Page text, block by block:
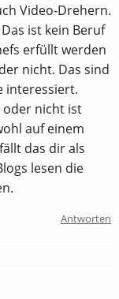
Video-Drehern.
ist kein Beruf
erfüllt werden
nicht. Das sind
interessiert.
oder nicht ist
auf einem
das dir als
lesen die
Antworten